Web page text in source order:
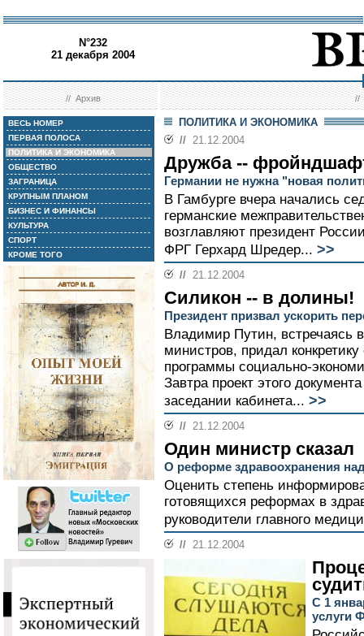
N°232
21 декабря 2004
//Архив //
ВЕСЬ НОМЕР
ПЕРВАЯ ПОЛОСА
ПОЛИТИКА И ЭКОНОМИКА
ОБЩЕСТВО
ЗАГРАНИЦА
КРУПНЫМ ПЛАНОМ
БИЗНЕС И ФИНАНСЫ
КУЛЬТУРА
СПОРТ
КРОМЕ ТОГО
ПОЛИТИКА И ЭКОНОМИКА
// 21.12.2004
Дружба --
Германии не нужна "новая
В Гамбурге вчера начались
германские
возглавляют президент
ФРГ Герхард Шредер... >>
// 21.12.2004
Силикон -- в долины!
Президент призвал ускорить
Владимир Путин, встречаясь
министров, придал
программы социально-
Завтра проект этого
заседании кабинета... >>
// 21.12.2004
Один министр сказал
О реформе здравоохранения
Оценить степень
готовящихся реформах в
руководители главного
// 21.12.2004
С 1
услуги